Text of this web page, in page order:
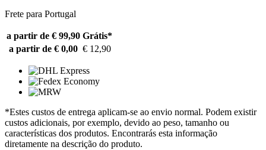
Frete para Portugal
a partir de € 99,90 Grátis*
a partir de € 0,00 € 12,90
*Estes custos de entrega aplicam-se ao envio normal. Podem existir
custos adicionais, por exemplo, devido ao peso, tamanho ou
características dos produtos. Encontrarás esta informação
diretamente na descrição do produto.